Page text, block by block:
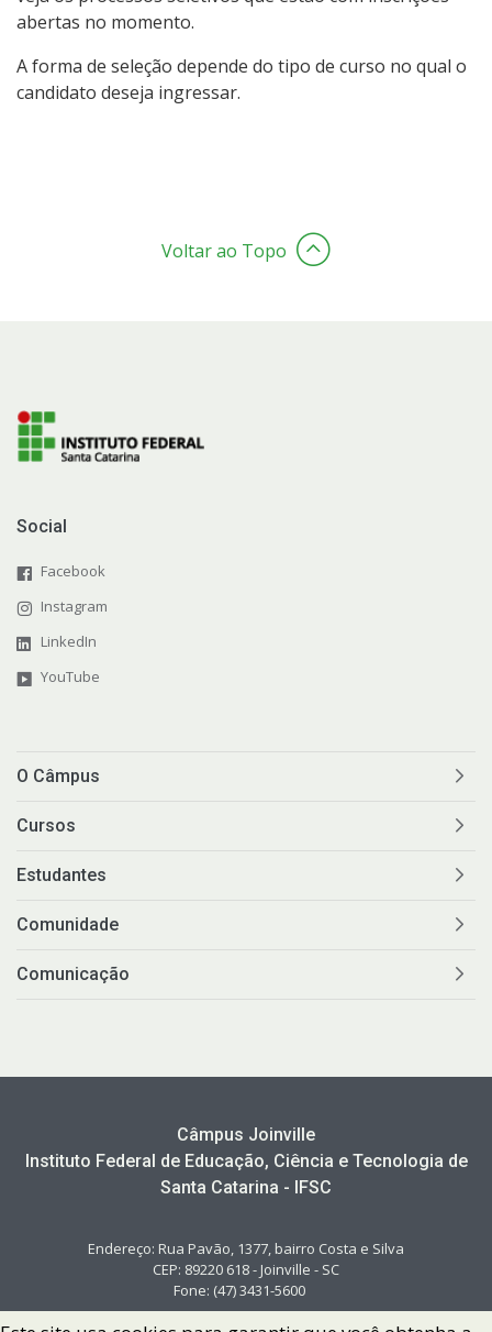
abertas no momento.
A forma de seleção depende do tipo de curso no qual o
candidato deseja ingressar.
Voltar ao Topo
Social
Facebook
Instagram
LinkedIn
YouTube
O Câmpus
Cursos
Estudantes
Comunidade
Comunicação
Câmpus Joinville
Instituto Federal de Educação, Ciência e Tecnologia de
Santa Catarina - IFSC
Endereço: Rua Pavão, 1377, bairro Costa e Silva
CEP: 89220 618 - Joinville - SC
Fone: (47) 3431-5600